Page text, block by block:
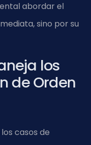
abordar el
sino por su
los
de Orden
los casos de